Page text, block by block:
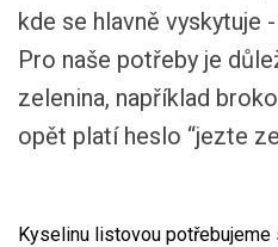
kde se hlavně vyskytuje
Pro naše potřeby je
zelenina, například
opět platí heslo “jezte
Kyselinu listovou